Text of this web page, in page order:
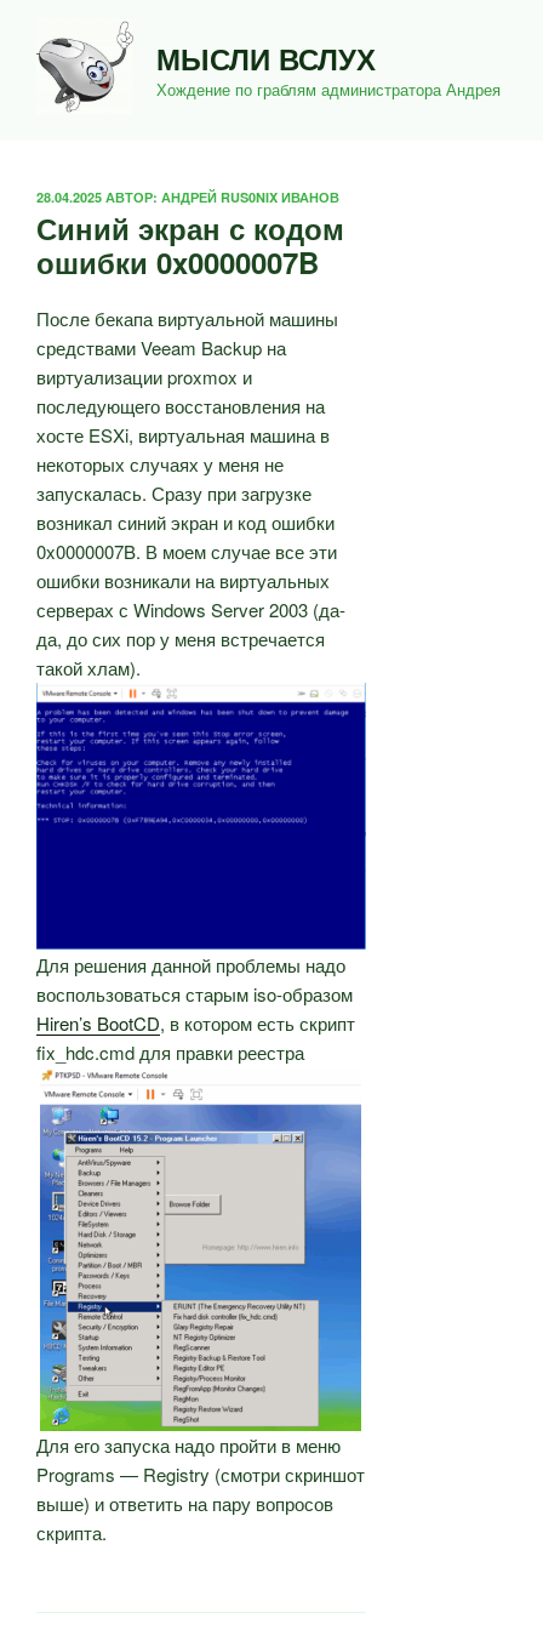
содержимому
МЫСЛИ ВСЛУХ
Хождение по граблям администратора Андрея
ОПУБЛИКОВАНО
28.04.2025 АВТОР: АНДРЕЙ RUS0NIX ИВАНОВ
Синий экран с кодом
ошибки 0x0000007B
После бекапа виртуальной машины
средствами Veeam Backup на
виртуализации proxmox и
последующего восстановления на
хосте ESXi, виртуальная машина в
некоторых случаях у меня не
запускалась. Сразу при загрузке
возникал синий экран и код ошибки
0x0000007B. В моем случае все эти
ошибки возникали на виртуальных
серверах с Windows Server 2003 (да-
да, до сих пор у меня встречается
такой хлам).
Для решения данной проблемы надо
воспользоваться старым iso-образом
Hiren’s BootCD, в котором есть скрипт
fix_hdc.cmd для правки реестра
Для его запуска надо пройти в меню
Programs — Registry (смотри скриншот
выше) и ответить на пару вопросов
скрипта.